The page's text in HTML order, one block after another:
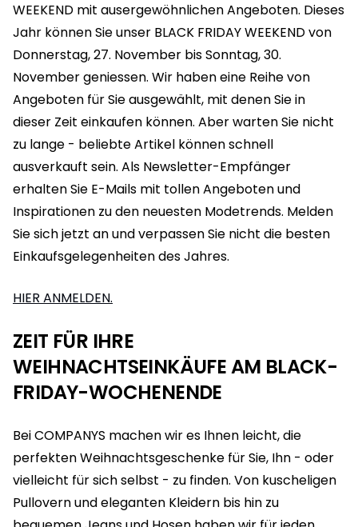
WEEKEND mit ausergewöhnlichen Angeboten. Dieses
Jahr können Sie unser BLACK FRIDAY WEEKEND von
Donnerstag, 27. November bis Sonntag, 30.
November geniessen. Wir haben eine Reihe von
Angeboten für Sie ausgewählt, mit denen Sie in
dieser Zeit einkaufen können. Aber warten Sie nicht
zu lange - beliebte Artikel können schnell
ausverkauft sein. Als Newsletter-Empfänger
erhalten Sie E-Mails mit tollen Angeboten und
Inspirationen zu den neuesten Modetrends. Melden
Sie sich jetzt an und verpassen Sie nicht die besten
Einkaufsgelegenheiten des Jahres.
HIER ANMELDEN.
ZEIT FÜR IHRE
WEIHNACHTSEINKÄUFE AM BLACK-
FRIDAY-WOCHENENDE
Bei COMPANYS machen wir es Ihnen leicht, die
perfekten Weihnachtsgeschenke für Sie, Ihn - oder
vielleicht für sich selbst - zu finden. Von kuscheligen
Pullovern und eleganten Kleidern bis hin zu